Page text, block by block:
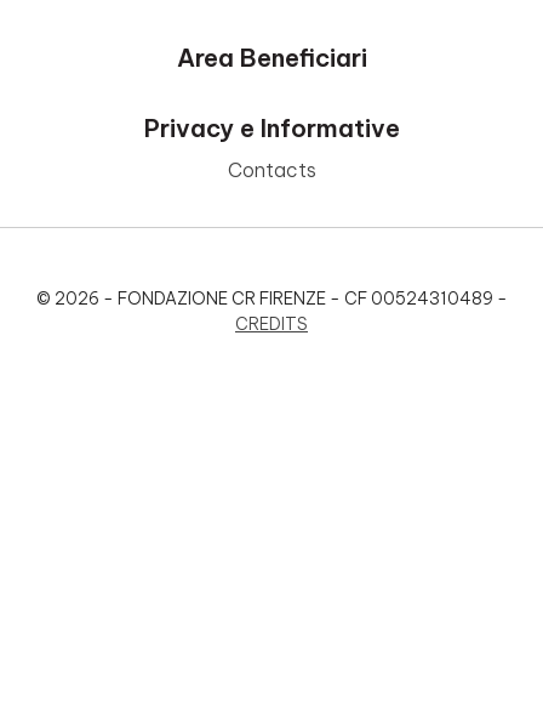
Area Beneficiari
Privacy e Informative
Contacts
© 2026 - FONDAZIONE CR FIRENZE - CF 00524310489 -
CREDITS